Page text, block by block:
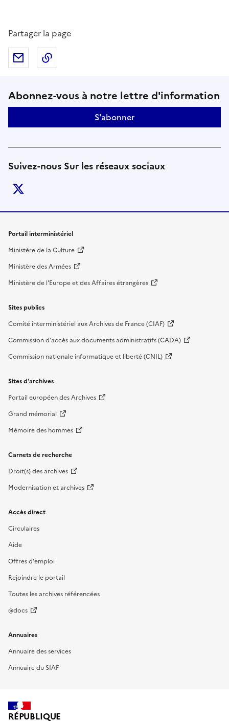
Partager la page
Partager par mail
Suivez-nous sur le réseaux
Abonnez-vous à notre lettre d'information
S'abonner
Suivez-nous Sur les réseaux sociaux
Liens de bas de page
Portail interministériel
Ministère de la Culture
Ministère des Armées
Ministère de l'Europe et des Affaires étrangères
Sites publics
Comité interministériel aux Archives de France (CIAF)
Commission d'accès aux documents administratifs (CADA)
Commission nationale informatique et liberté (CNIL)
Sites d'archives
Portail européen des Archives
Grand mémorial
Mémoire des hommes
Carnets de recherche
Droit(s) des archives
Modernisation et archives
Accès direct
Circulaires
Aide
Offres d'emploi
Rejoindre le portail
Toutes les archives référencées
@docs
Annuaires
Annuaire des services
Annuaire du SIAF
RÉPUBLIQUE